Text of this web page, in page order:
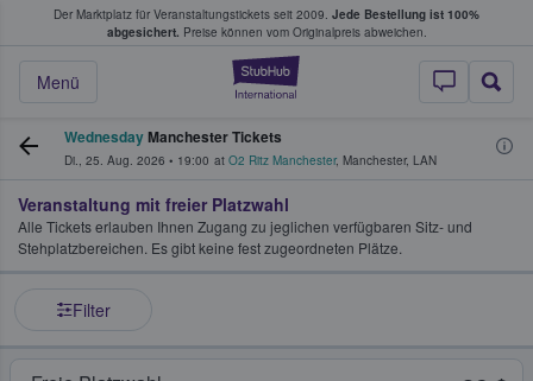
Der Marktplatz für Veranstaltungstickets seit 2009. Jede Bestellung ist 100%
abgesichert. Preise können vom Originalpreis abweichen.
StubHub - Wo
Menü
Tickets kaufen & verkaufen
WednesdayManchester Tickets
Di., 25. Aug. 2026 • 19:00 at O2 Ritz Manchester, Manchester, LAN
Veranstaltung mit freier Platzwahl
Alle Tickets erlauben Ihnen Zugang zu jeglichen verfügbaren Sitz- und
Stehplatzbereichen. Es gibt keine fest zugeordneten Plätze.
Filter